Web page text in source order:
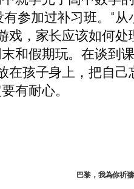
参加过补习班。“
戏，家长应该如何
和假期玩。在谈到
在孩子身上，把自
有耐心。
巴黎，我為你祈禱